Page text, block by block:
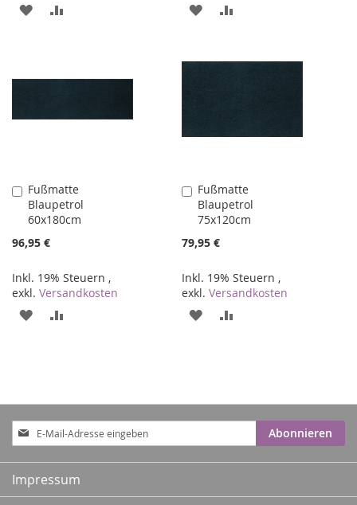
ZUR
ZUR
HINZUFÜGEN
HINZUFÜGEN
Fußmatte
Blaupetrol
60x180cm
96,95 €
Inkl. 19% Steuern ,
exkl. Versandkosten
In
den
Warenkorb
ZUR
Fußmatte
Blaupetrol
75x120cm
79,95 €
Inkl. 19% Steuern ,
exkl.Versandkosten
In
den
Warenkorb
ZUR
Anmeldung
zum
Newsletter:
Abonnieren
Impressum